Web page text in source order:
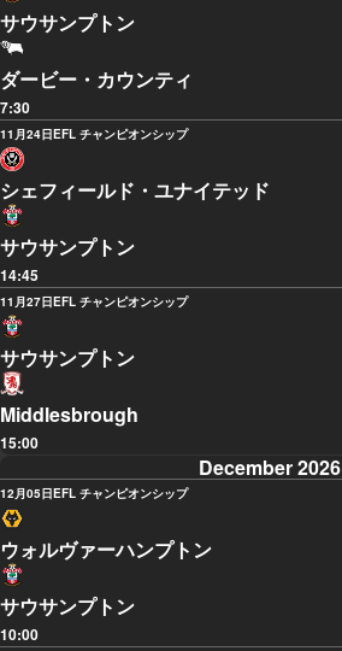
サウサンプトン
ダービー・カウンティ
7:30
11月24日EFL チャンピオンシップ
シェフィールド・ユナイテッド
サウサンプトン
14:45
11月27日EFL チャンピオンシップ
サウサンプトン
Middlesbrough
15:00
December 2026
12月05日EFL チャンピオンシップ
ウォルヴァーハンプトン
サウサンプトン
10:00